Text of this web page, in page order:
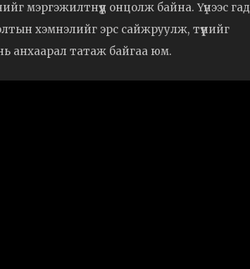
мэргэжилтнүүд онцолж байна. Үүнээс
хэмнэлийг эрс сайжруулж, түүнийг
нь анхаарал татаж байгаа юм.